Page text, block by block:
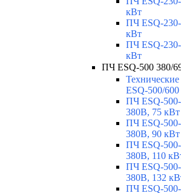
кВт
ПЧ ESQ-
кВт
ПЧ ESQ-
кВт
ПЧ ESQ-500 380/
ESQ-500/600
ПЧ ESQ-
380В, 75 кВт
ПЧ ESQ-
380В, 90 кВт
ПЧ ESQ-
380В, 110
ПЧ ESQ-
380В, 132
ПЧ ESQ-